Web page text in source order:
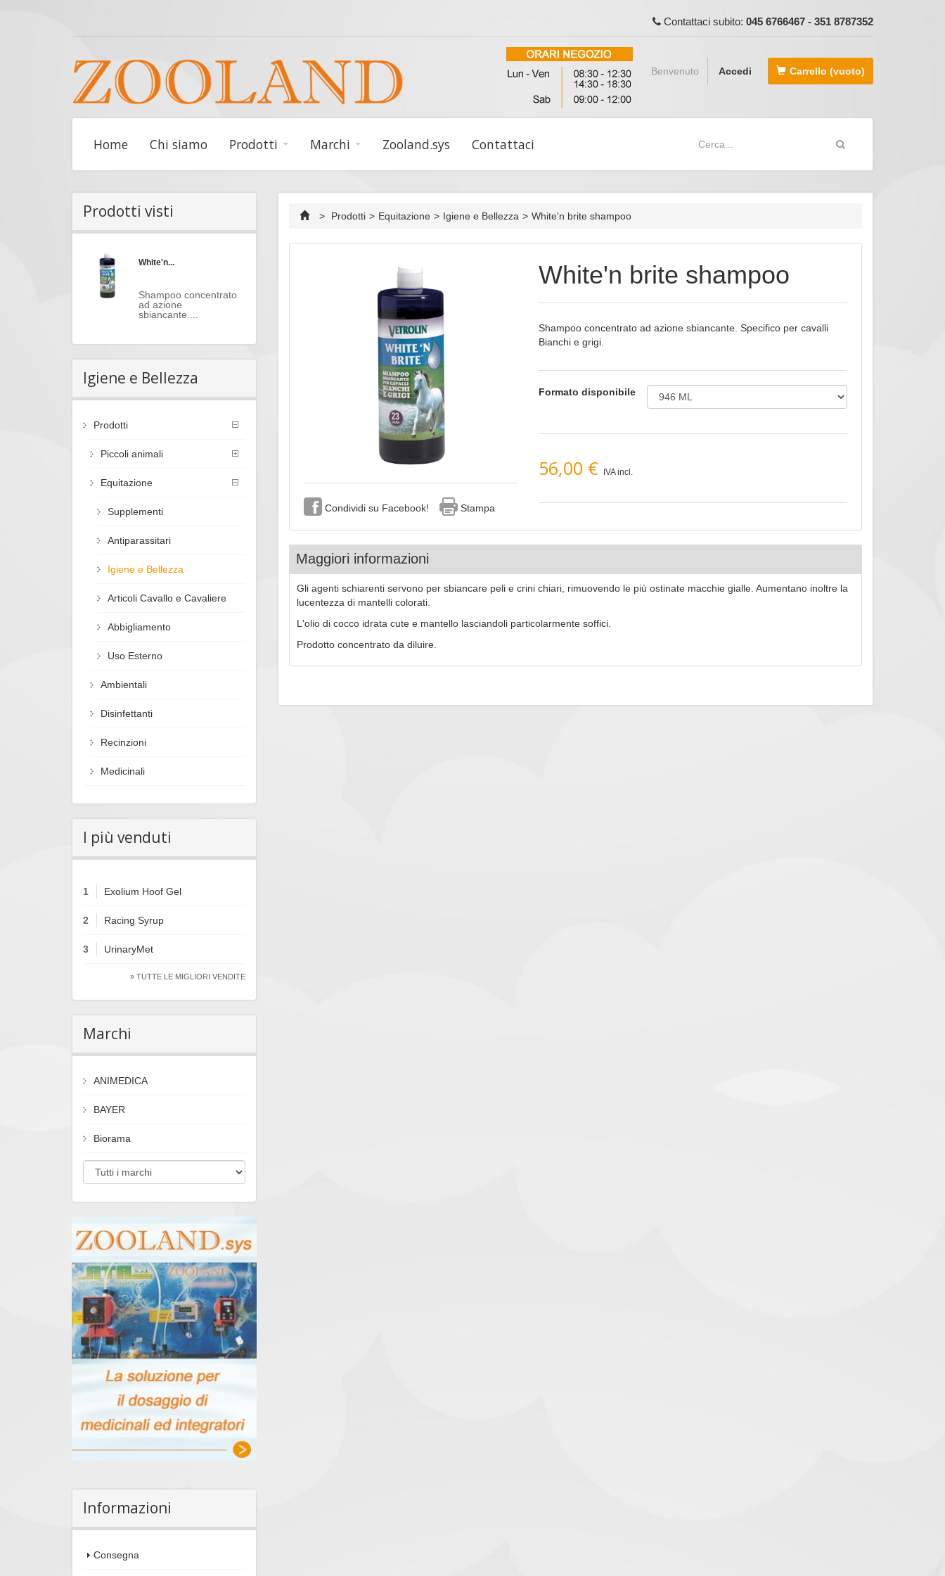
Contattaci subito: 045 6766467 - 351 8787352
Carrello (vuoto)
Benvenuto Accedi
Home Chi siamo Prodotti Marchi Zooland.sys Contattaci
Prodotti visti
White'n...
Shampoo concentrato
ad azione
sbiancante....
Igiene e Bellezza
Prodotti
Piccoli animali
Equitazione
Supplementi
Antiparassitari
Igiene e Bellezza
Articoli Cavallo e Cavaliere
Abbigliamento
Uso Esterno
Ambientali
Disinfettanti
Recinzioni
Medicinali
I più venduti
1 Exolium Hoof Gel
2 Racing Syrup
3 UrinaryMet
» TUTTE LE MIGLIORI VENDITE
Marchi
ANIMEDICA
BAYER
Biorama
Informazioni
Consegna
> Prodotti > Equitazione > Igiene e Bellezza > White'n brite shampoo
Condividi su Facebook! Stampa
White'n brite shampoo
Shampoo concentrato ad azione sbiancante. Specifico per cavalli
Bianchi e grigi.
Formato disponibile
56,00 € IVA incl.
Maggiori informazioni
Gli agenti schiarenti servono per sbiancare peli e crini chiari, rimuovendo le più ostinate macchie gialle. Aumentano inoltre la
lucentezza di mantelli colorati.
L'olio di cocco idrata cute e mantello lasciandoli particolarmente soffici.
Prodotto concentrato da diluire.